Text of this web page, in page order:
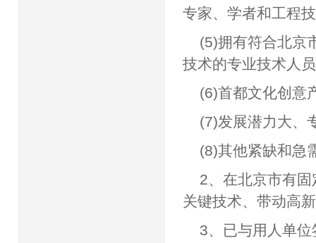
专家、学者和工程
(5)拥有符合北京
技术的专业技术人
(6)首都文化创意
(7)发展潜力大、
(8)其他紧缺和急
2、在北京市有
关键技术、带动高
3、已与用人单